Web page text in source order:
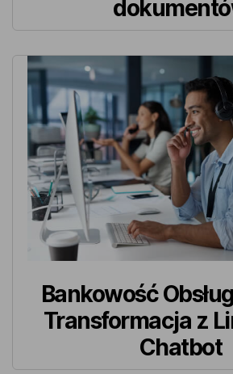
Bankowość
Transformacja z
Chatbot